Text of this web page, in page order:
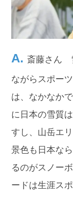
斎藤さん
ながらスポー
は、なかなか
に日本の雪質
すし、山岳エ
景色も日本な
るのがスノー
ードは生涯ス